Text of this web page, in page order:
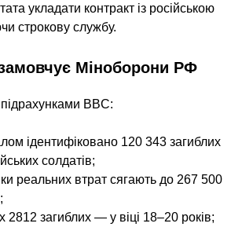
укладати контракт із російською
строкову службу.
Міноборони РФ
BBC:
ідентифіковано 120 343 загиблих
солдатів;
реальних втрат сягають до 267 500
;
2812 загиблих — у віці 18–20 років;